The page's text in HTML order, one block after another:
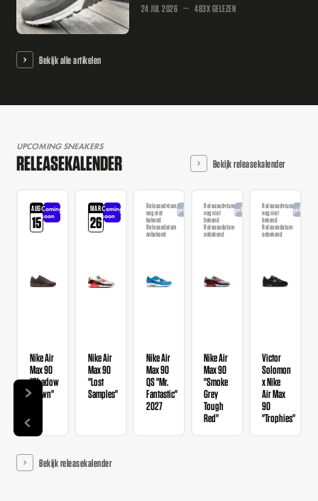
24 JUL 2026 483X GELEZEN
Bekijk alle artikelen
UPCOMING SNEAKERS
RELEASEKALENDER Bekijk releasekalender
AUG
15
Coming
soon
Nike Air
Max 90
"Shadow
Brown"
MAR
26
Coming
soon
Nike Air
Max 90
"Lost
Samples"
Releasedatum
nog niet
bekend
Releasedatum
onbekend
Aangekondigd
Nike Air
Max 90
QS "Mr.
Fantastic"
2027
Releasedatum
nog niet
bekend
Releasedatum
onbekend
Aangekondigd
Nike Air
Max 90
"Smoke
Grey
Tough
Red"
Releasedatum
nog niet
bekend
Releasedatum
onbekend
Victor
Solomon
x Nike
Air Max
90
"Trophies"
Bekijk releasekalender